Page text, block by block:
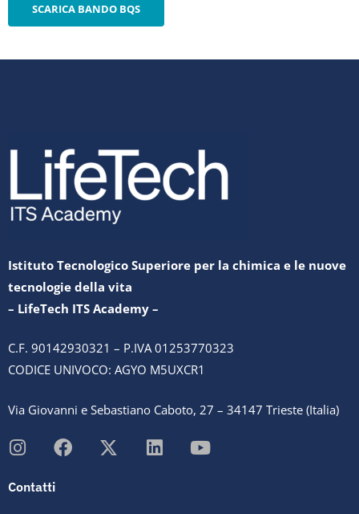
SCARICA BANDO BQS
Istituto Tecnologico Superiore per la chimica e le nuove
tecnologie della vita
– LifeTech ITS Academy –
C.F. 90142930321 – P.IVA 01253770323
CODICE UNIVOCO: AGYO M5UXCR1
Via Giovanni e Sebastiano Caboto, 27 – 34147 Trieste (Italia)
Contatti